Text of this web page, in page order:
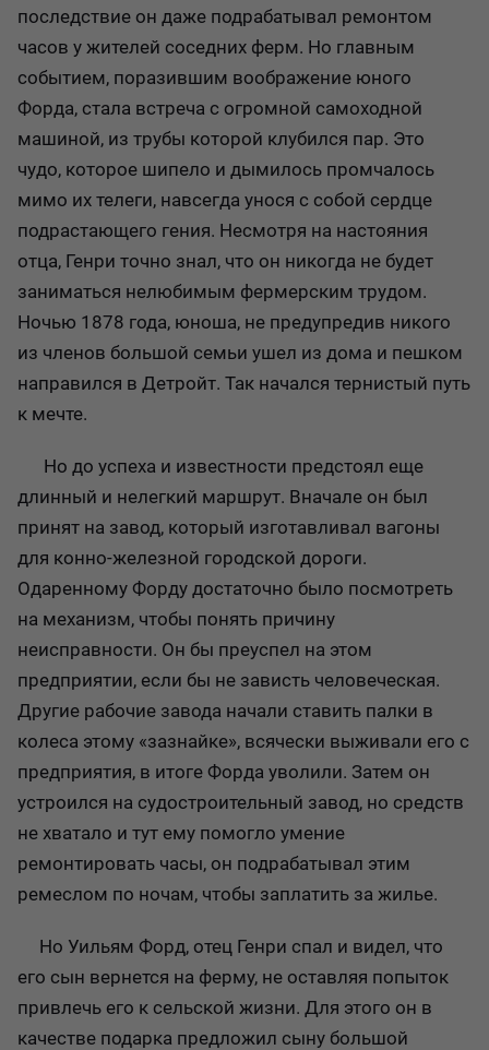
последствие он даже подрабатывал ремонтом
часов у жителей соседних ферм. Но главным
событием, поразившим воображение юного
Форда, стала встреча с огромной самоходной
машиной, из трубы которой клубился пар. Это
чудо, которое шипело и дымилось промчалось
мимо их телеги, навсегда унося с собой сердце
подрастающего гения. Несмотря на настояния
отца, Генри точно знал, что он никогда не будет
заниматься нелюбимым фермерским трудом.
Ночью 1878 года, юноша, не предупредив никого
из членов большой семьи ушел из дома и пешком
направился в Детройт. Так начался тернистый путь
к мечте.
Но до успеха и известности предстоял еще
длинный и нелегкий маршрут. Вначале он был
принят на завод, который изготавливал вагоны
для конно-железной городской дороги.
Одаренному Форду достаточно было посмотреть
на механизм, чтобы понять причину
неисправности. Он бы преуспел на этом
предприятии, если бы не зависть человеческая.
Другие рабочие завода начали ставить палки в
колеса этому «зазнайке», всячески выживали его с
предприятия, в итоге Форда уволили. Затем он
устроился на судостроительный завод, но средств
не хватало и тут ему помогло умение
ремонтировать часы, он подрабатывал этим
ремеслом по ночам, чтобы заплатить за жилье.
Но Уильям Форд, отец Генри спал и видел, что
его сын вернется на ферму, не оставляя попыток
привлечь его к сельской жизни. Для этого он в
качестве подарка предложил сыну большой